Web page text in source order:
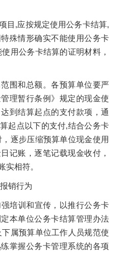
目,应按规定使用公务卡结算,
殊情形确实不能使用公务卡
用公务卡结算的证明材料，
围和总额。各预算单位要严
理暂行条例》规定的现金使
到结算起点的支付款项，通
起点以下的支付,结合公务卡
逐步压缩预算单位现金使用
记账，逐笔记载现金收付，
实相符。
销行为
培训和宣传，以推行公务卡
本单位公务卡结算管理办法
属预算单位工作人员规范使
掌握公务卡管理系统的各项